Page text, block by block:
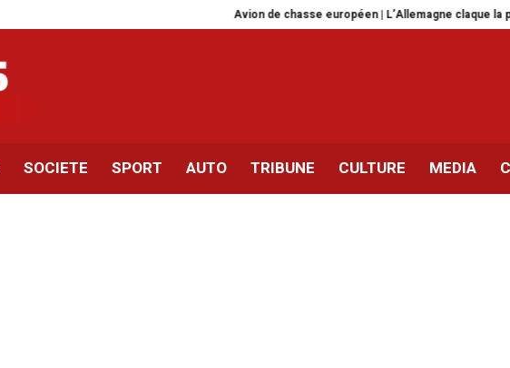
Avion de chasse européen | L’Allemagne claque la porte !
SOCIETE SPORT AUTO TRIBUNE CULTURE MEDIA